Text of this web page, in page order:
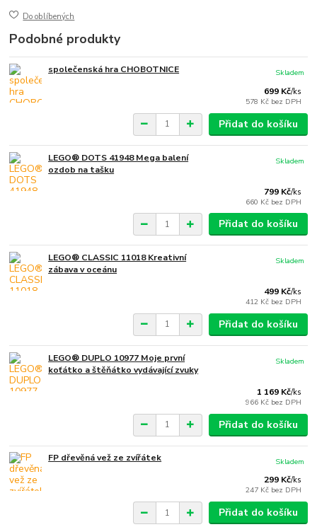
Do oblíbených
Podobné produkty
společenská hra CHOBOTNICE
699 Kč/ks
578 Kč bez DPH
Skladem
Přidat do košíku
LEGO® DOTS 41948 Mega balení
ozdob na tašku
799 Kč/ks
660 Kč bez DPH
Skladem
Přidat do košíku
LEGO® CLASSIC 11018 Kreativní
zábava v oceánu
499 Kč/ks
412 Kč bez DPH
Skladem
Přidat do košíku
LEGO® DUPLO 10977 Moje první
koťátko a štěňátko vydávající zvuky
1 169 Kč/ks
966 Kč bez DPH
Skladem
Přidat do košíku
FP dřevěná vež ze zvířátek
299 Kč/ks
247 Kč bez DPH
Skladem
Přidat do košíku